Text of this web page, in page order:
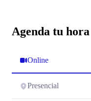
Agenda tu hora
Online
Presencial